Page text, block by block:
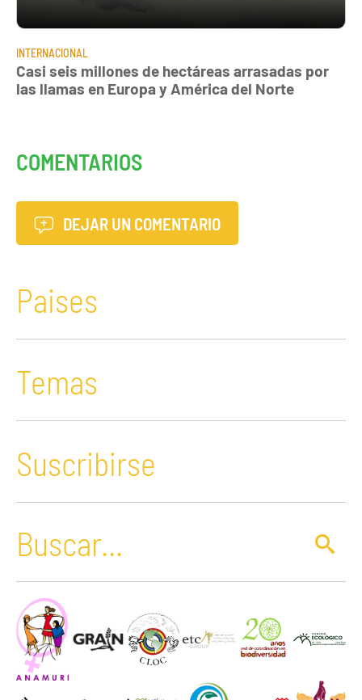
INTERNACIONAL
Casi seis millones de hectáreas arrasadas por
las llamas en Europa y América del Norte
COMENTARIOS
DEJAR UN COMENTARIO
Paises
Temas
Suscribirse